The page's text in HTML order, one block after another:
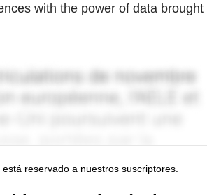
with the power of data brought
reservado a nuestros suscriptores.